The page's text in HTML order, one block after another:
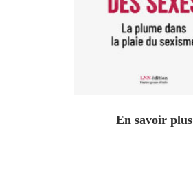
En savoir plus